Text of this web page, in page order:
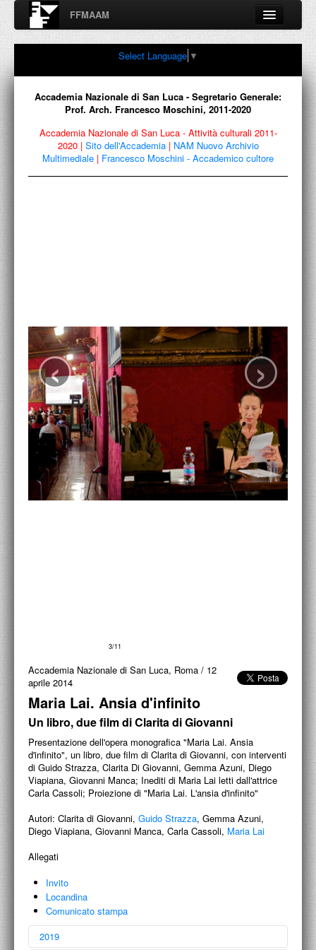
FFMAAM
Fondo Francesco Moschini
A.A.M. Architettura Arte Moderna
Percorsi, nodi, sconfinamenti e contaminazioni tra Arte,
FFMAAM
ACCADEMIA NAZIONALE DI SAN LUCA
I.E.D. / ROMA
POLITECNICO DI BARI
BIBLIOTECA FRANCESCO MOSCHINI
A.A.M. ARCHITETTURA ARTE MODERNA
RECENSIONI GENERALI
MOSTRE
PROGETTO T.E.S.I.
Select Language ▼
Accademia Nazionale di San Luca - Segretario Generale:
Prof. Arch. Francesco Moschini, 2011-2020
Accademia Nazionale di San Luca - Attività culturali 2011-
2020 | Sito dell'Accademia | NAM Nuovo Archivio
Multimediale | Francesco Moschini - Accademico cultore
‹ ›
Accademia Nazionale di San Luca, Roma / 12
aprile 2014
Maria Lai. Ansia d'infinito
Un libro, due film di Clarita di Giovanni
Presentazione dell'opera monografica "Maria Lai. Ansia
d'infinito", un libro, due film di Clarita di Giovanni, con interventi
di Guido Strazza, Clarita Di Giovanni, Gemma Azuni, Diego
Viapiana, Giovanni Manca; Inediti di Maria Lai letti dall'attrice
Carla Cassoli; Proiezione di "Maria Lai. L'ansia d'infinito"
Autori: Clarita di Giovanni, Guido Strazza, Gemma Azuni,
Diego Viapiana, Giovanni Manca, Carla Cassoli, Maria Lai
Allegati
Invito
Locandina
Comunicato stampa
2019